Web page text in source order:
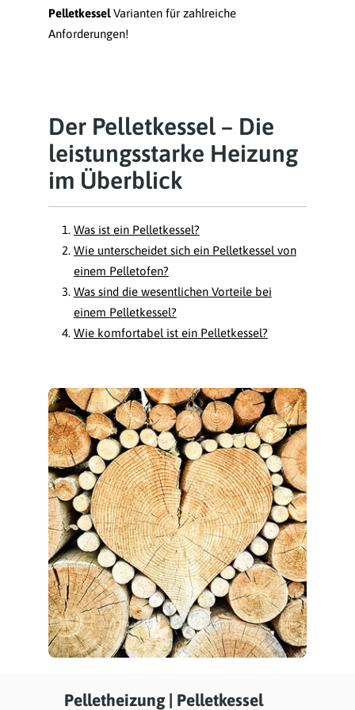
PelletkesselVarianten für zahlreiche
Anforderungen!
Der Pelletkessel – Die
leistungsstarke Heizung
im Überblick
Was ist ein Pelletkessel?
Wie unterscheidet sich ein Pelletkessel von
einem Pelletofen?
Was sind die wesentlichen Vorteile bei
einem Pelletkessel?
Wie komfortabel ist ein Pelletkessel?
Produktgalerie überspringen
Pelletheizung | Pelletkessel